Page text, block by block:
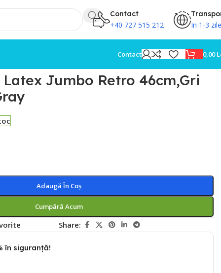
Contact
+40 727 515 212 In 1-3 zile
Contact 0,00
Jumbo Retro 46cm,Gri
Adaugă În Coș
Cumpără Acum
Share:
în siguranță!